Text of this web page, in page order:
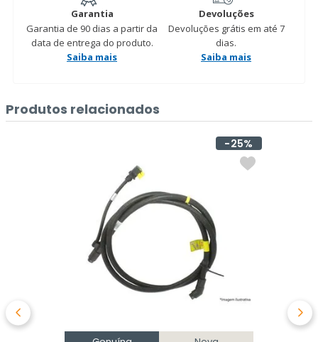
Garantia
Garantia de 90 dias a partir da
data de entrega do produto.
Saiba mais
Devoluções
Devoluções grátis em até 7
dias.
Saiba mais
Produtos relacionados
25%